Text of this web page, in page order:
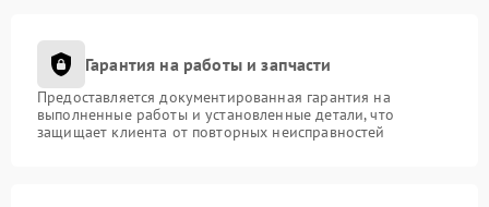
Гарантия на работы и запчасти
Предоставляется документированная гарантия на
выполненные работы и установленные детали, что
защищает клиента от повторных неисправностей